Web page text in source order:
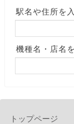
駅名や住所を
機種名・店名
トップページ